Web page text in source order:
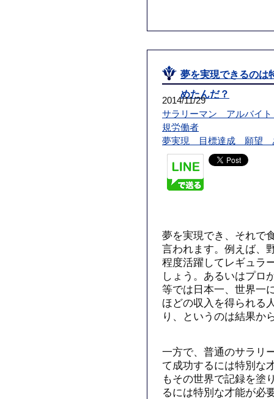
夢を実現できるのは
めたんだ？
2014/11/29
サラリーマン アルバイ
規労働者
夢実現 目標達成 願望
夢を実現でき、それで
言われます。例えば、
程度活躍してレギュラ
しょう。あるいはプロ
等では日本一、世界一
ほどの収入を得られる
り、というのは結果か
一方で、普通のサラリ
て成功するには特別な
もその世界で記録を塗
るには特別な才能が必